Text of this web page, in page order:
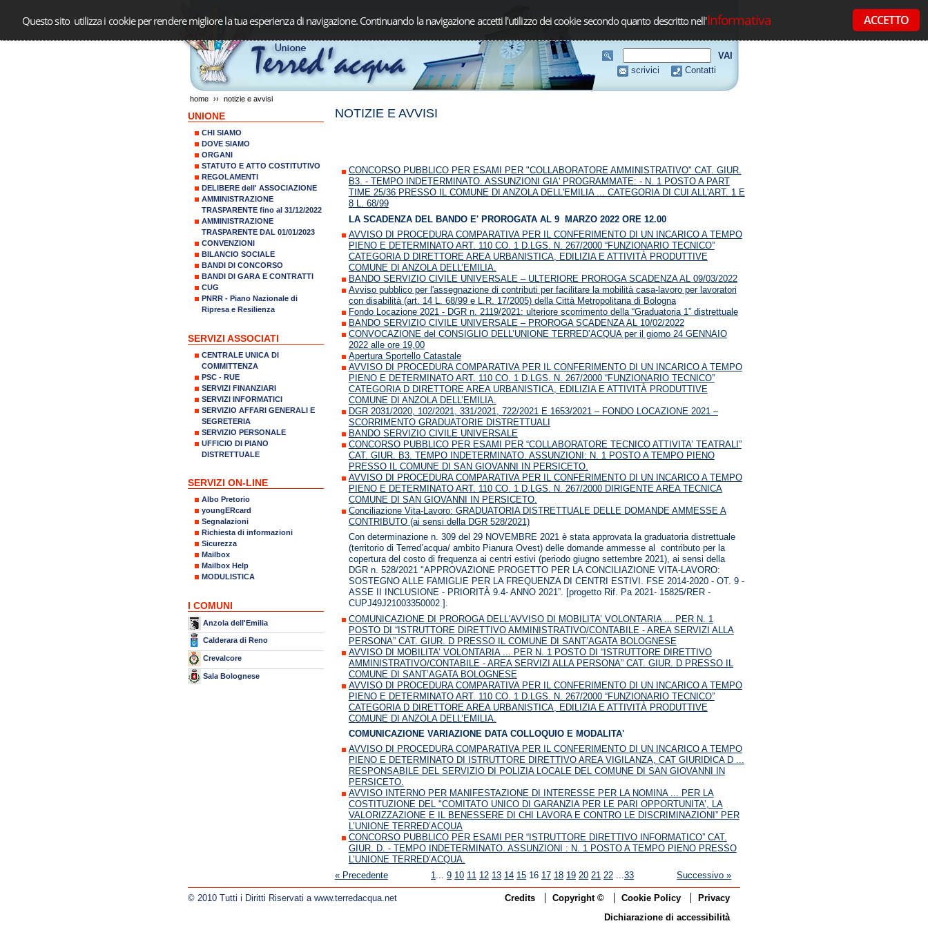
Questo sito utilizza i cookie per rendere migliore la tua esperienza di navigazione. Continuando la navigazione accetti l'utilizzo dei cookie secondo quanto descritto nell'Informativa ACCETTO
scrivici Contatti
home ›› notizie e avvisi
UNIONE
CHI SIAMO
DOVE SIAMO
ORGANI
STATUTO E ATTO COSTITUTIVO
REGOLAMENTI
DELIBERE dell' ASSOCIAZIONE
AMMINISTRAZIONE
TRASPARENTE fino al 31/12/2022
AMMINISTRAZIONE
TRASPARENTE DAL 01/01/2023
CONVENZIONI
BILANCIO SOCIALE
BANDI DI CONCORSO
BANDI DI GARA E CONTRATTI
CUG
PNRR - Piano Nazionale di
Ripresa e Resilienza
SERVIZI ASSOCIATI
CENTRALE UNICA DI
COMMITTENZA
PSC - RUE
SERVIZI FINANZIARI
SERVIZI INFORMATICI
SERVIZIO AFFARI GENERALI E
SEGRETERIA
SERVIZIO PERSONALE
UFFICIO DI PIANO
DISTRETTUALE
SERVIZI ON-LINE
Albo Pretorio
youngERcard
Segnalazioni
Richiesta di informazioni
Sicurezza
Mailbox
Mailbox Help
MODULISTICA
I COMUNI
Anzola dell'Emilia
Calderara di Reno
Crevalcore
Sala Bolognese
NOTIZIE E AVVISI
CONCORSO PUBBLICO PER ESAMI PER "COLLABORATORE AMMINISTRATIVO" CAT. GIUR.
B3. - TEMPO INDETERMINATO. ASSUNZIONI GIA' PROGRAMMATE: - N. 1 POSTO A PART
TIME 25/36 PRESSO IL COMUNE DI ANZOLA DELL'EMILIA ... CATEGORIA DI CUI ALL'ART. 1 E
8 L. 68/99
LA SCADENZA DEL BANDO E' PROROGATA AL 9 MARZO 2022 ORE 12.00
AVVISO DI PROCEDURA COMPARATIVA PER IL CONFERIMENTO DI UN INCARICO A TEMPO
PIENO E DETERMINATO ART. 110 CO. 1 D.LGS. N. 267/2000 “FUNZIONARIO TECNICO”
CATEGORIA D DIRETTORE AREA URBANISTICA, EDILIZIA E ATTIVITÀ PRODUTTIVE
COMUNE DI ANZOLA DELL’EMILIA.
BANDO SERVIZIO CIVILE UNIVERSALE – ULTERIORE PROROGA SCADENZA AL 09/03/2022
Avviso pubblico per l'assegnazione di contributi per facilitare la mobilità casa-lavoro per lavoratori
con disabilità (art. 14 L. 68/99 e L.R. 17/2005) della Città Metropolitana di Bologna
Fondo Locazione 2021 - DGR n. 2119/2021: ulteriore scorrimento della “Graduatoria 1” distrettuale
BANDO SERVIZIO CIVILE UNIVERSALE – PROROGA SCADENZA AL 10/02/2022
CONVOCAZIONE del CONSIGLIO DELL’UNIONE TERRED’ACQUA per il giorno 24 GENNAIO
2022 alle ore 19,00
Apertura Sportello Catastale
AVVISO DI PROCEDURA COMPARATIVA PER IL CONFERIMENTO DI UN INCARICO A TEMPO
PIENO E DETERMINATO ART. 110 CO. 1 D.LGS. N. 267/2000 “FUNZIONARIO TECNICO”
CATEGORIA D DIRETTORE AREA URBANISTICA, EDILIZIA E ATTIVITÀ PRODUTTIVE
COMUNE DI ANZOLA DELL’EMILIA.
DGR 2031/2020, 102/2021, 331/2021, 722/2021 E 1653/2021 – FONDO LOCAZIONE 2021 –
SCORRIMENTO GRADUATORIE DISTRETTUALI
BANDO SERVIZIO CIVILE UNIVERSALE
CONCORSO PUBBLICO PER ESAMI PER “COLLABORATORE TECNICO ATTIVITA’ TEATRALI”
CAT. GIUR. B3. TEMPO INDETERMINATO. ASSUNZIONI: N. 1 POSTO A TEMPO PIENO
PRESSO IL COMUNE DI SAN GIOVANNI IN PERSICETO.
AVVISO DI PROCEDURA COMPARATIVA PER IL CONFERIMENTO DI UN INCARICO A TEMPO
PIENO E DETERMINATO ART. 110 CO. 1 D.LGS. N. 267/2000 DIRIGENTE AREA TECNICA
COMUNE DI SAN GIOVANNI IN PERSICETO.
Conciliazione Vita-Lavoro: GRADUATORIA DISTRETTUALE DELLE DOMANDE AMMESSE A
CONTRIBUTO (ai sensi della DGR 528/2021)
Con determinazione n. 309 del 29 NOVEMBRE 2021 è stata approvata la graduatoria distrettuale
(territorio di Terred’acqua/ ambito Pianura Ovest) delle domande ammesse al contributo per la
copertura del costo di frequenza ai centri estivi (periodo giugno settembre 2021), ai sensi della
DGR n. 528/2021 "APPROVAZIONE PROGETTO PER LA CONCILIAZIONE VITA-LAVORO:
SOSTEGNO ALLE FAMIGLIE PER LA FREQUENZA DI CENTRI ESTIVI. FSE 2014-2020 - OT. 9 -
ASSE II INCLUSIONE - PRIORITÀ 9.4- ANNO 2021”. [progetto Rif. Pa 2021- 15825/RER -
CUPJ49J21003350002 ].
COMUNICAZIONE DI PROROGA DELL'AVVISO DI MOBILITA’ VOLONTARIA ... PER N. 1
POSTO DI “ISTRUTTORE DIRETTIVO AMMINISTRATIVO/CONTABILE - AREA SERVIZI ALLA
PERSONA” CAT. GIUR. D PRESSO IL COMUNE DI SANT’AGATA BOLOGNESE
AVVISO DI MOBILITA’ VOLONTARIA ... PER N. 1 POSTO DI “ISTRUTTORE DIRETTIVO
AMMINISTRATIVO/CONTABILE - AREA SERVIZI ALLA PERSONA” CAT. GIUR. D PRESSO IL
COMUNE DI SANT’AGATA BOLOGNESE
AVVISO DI PROCEDURA COMPARATIVA PER IL CONFERIMENTO DI UN INCARICO A TEMPO
PIENO E DETERMINATO ART. 110 CO. 1 D.LGS. N. 267/2000 “FUNZIONARIO TECNICO”
CATEGORIA D DIRETTORE AREA URBANISTICA, EDILIZIA E ATTIVITÀ PRODUTTIVE
COMUNE DI ANZOLA DELL’EMILIA.
COMUNICAZIONE VARIAZIONE DATA COLLOQUIO E MODALITA'
AVVISO DI PROCEDURA COMPARATIVA PER IL CONFERIMENTO DI UN INCARICO A TEMPO
PIENO E DETERMINATO DI ISTRUTTORE DIRETTIVO AREA VIGILANZA, CAT GIURIDICA D ...
RESPONSABILE DEL SERVIZIO DI POLIZIA LOCALE DEL COMUNE DI SAN GIOVANNI IN
PERSICETO.
AVVISO INTERNO PER MANIFESTAZIONE DI INTERESSE PER LA NOMINA ... PER LA
COSTITUZIONE DEL "COMITATO UNICO DI GARANZIA PER LE PARI OPPORTUNITA’, LA
VALORIZZAZIONE E IL BENESSERE DI CHI LAVORA E CONTRO LE DISCRIMINAZIONI” PER
L’UNIONE TERRED’ACQUA
CONCORSO PUBBLICO PER ESAMI PER “ISTRUTTORE DIRETTIVO INFORMATICO” CAT.
GIUR. D. - TEMPO INDETERMINATO. ASSUNZIONI : N. 1 POSTO A TEMPO PIENO PRESSO
L’UNIONE TERRED’ACQUA.
« Precedente
Successivo »
1 9 10 11 12 13 14 15 16 17 18 19 20 21 22 33
Credits Copyright © Cookie Policy
Privacy
Dichiarazione di accessibilità
© 2010 Tutti i Diritti Riservati a www.terredacqua.net